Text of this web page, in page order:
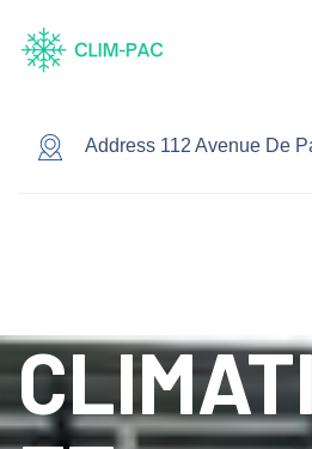
Address 112 Avenue De